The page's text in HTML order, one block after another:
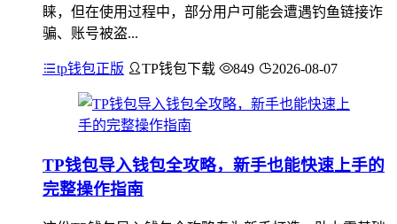
睐，但在使用过程中，部分用户可能会遭遇钓鱼链接诈
骗、账号被盗...
tp钱包正版 TP钱包下载 849 2026-08-07
TP钱包导入钱包全攻略，新手也能快速上手的
完整操作指南